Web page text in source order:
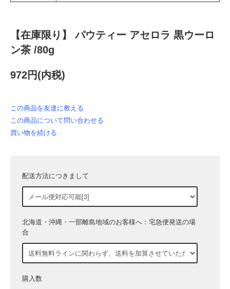
【在庫限り】 パウティー アセロラ 黒ウーロ
ン茶 /80g
972円(内税)
この商品を友達に教える
この商品について問い合わせる
買い物を続ける
配送方法につきまして
北海道・沖縄・一部離島地域のお客様へ：宅急便発送の場
合
購入数